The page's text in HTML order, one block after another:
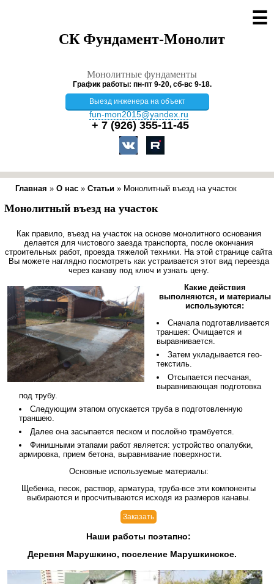
СК Фундамент-Монолит
Монолитные фундаменты
График работы: пн-пт 9-20, сб-вс 9-18.
Выезд инженера на объект
fun-mon2015@yandex.ru
+ 7 (926) 355-11-45
☰
Главная » О нас » Статьи » Монолитный въезд на участок
Монолитный въезд на участок
Как правило, въезд на участок на основе монолитного основания
делается для чистового заезда транспорта, после окончания
строительных работ, проезда тяжелой техники. На этой странице сайта
Вы можете наглядно посмотреть как устраивается этот вид переезда
через канаву под ключ и узнать цену.
Какие действия
выполняются, и материалы
используются:
Сначала подготавливается
траншея: Очищается и
выравнивается.
Затем укладывается гео-
текстиль.
Отсыпается песчаная,
выравнивающая подготовка
под трубу.
Следующим этапом опускается труба в подготовленную
траншею.
Далее она засыпается песком и послойно трамбуется.
Финишными этапами работ является: устройство опалубки,
армировка, прием бетона, выравнивание поверхности.
Основные используемые материалы:
Щебенка, песок, раствор, арматура, труба-все эти компоненты
выбираются и просчитываются исходя из размеров канавы.
Заказать
Наши работы поэтапно:
Деревня Марушкино, поселение Марушкинское.